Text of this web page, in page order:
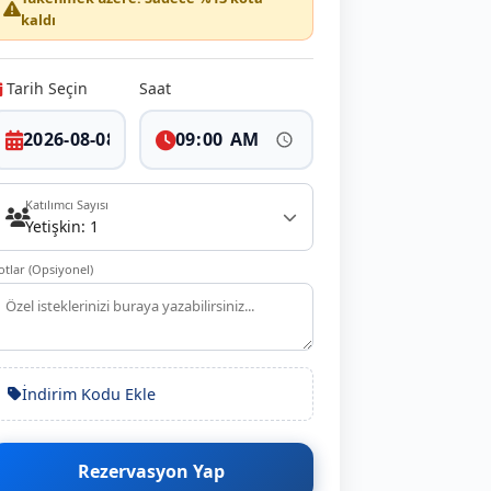
kaldı
Tarih Seçin Saat
Katılımcı Sayısı
Yetişkin: 1
(Opsiyonel)
İndirim Kodu Ekle
Rezervasyon Yap